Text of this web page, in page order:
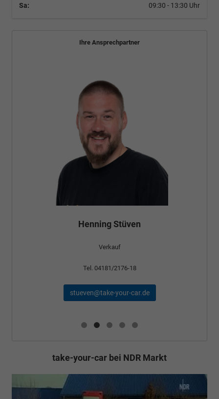
Sa:
09:30 - 13:30 Uhr
Ihre Ansprechpartner
Henning Stüven
Verkauf
Tel. 04181/2176-18
stueven@take-your-car.de
take-your-car bei NDR Markt